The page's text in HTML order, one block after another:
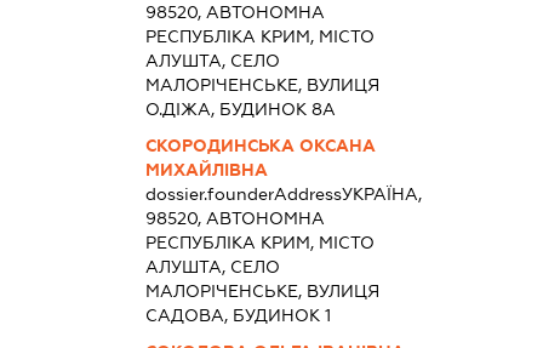
98520, АВТОНОМНА
РЕСПУБЛІКА КРИМ, МІСТО
АЛУШТА, СЕЛО
МАЛОРІЧЕНСЬКЕ, ВУЛИЦЯ
О.ДІЖА, БУДИНОК 8А
СКОРОДИНСЬКА ОКСАНА
МИХАЙЛІВНА
dossier.founderAddressУКРАЇНА,
98520, АВТОНОМНА
РЕСПУБЛІКА КРИМ, МІСТО
АЛУШТА, СЕЛО
МАЛОРІЧЕНСЬКЕ, ВУЛИЦЯ
САДОВА, БУДИНОК 1